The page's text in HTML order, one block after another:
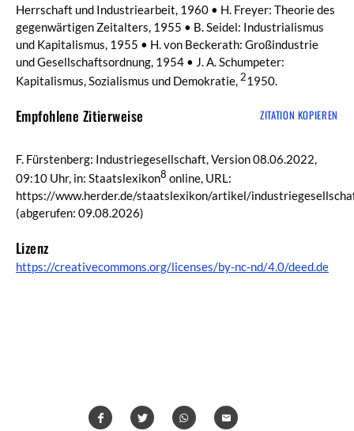
Herrschaft und Industriearbeit, 1960 • H. Freyer: Theorie des
gegenwärtigen Zeitalters, 1955 • B. Seidel: Industrialismus
und Kapitalismus, 1955 • H. von Beckerath: Großindustrie
und Gesellschaftsordnung, 1954 • J. A. Schumpeter:
Kapitalismus, Sozialismus und Demokratie, 21950.
Empfohlene Zitierweise ZITATION KOPIEREN
F. Fürstenberg: Industriegesellschaft, Version 08.06.2022,
09:10 Uhr, in: Staatslexikon8 online, URL:
https://www.herder.de/staatslexikon/artikel/
(abgerufen: 09.08.2026)
Lizenz
https://creativecommons.org/licenses/by-nc-nd/4.0/deed.de